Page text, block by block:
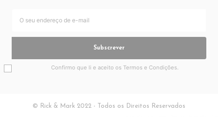
Subscrever
Confirmo que li e aceito os Termos e Condições.
© Rick & Mark 2022 - Todos os Direitos Reservados